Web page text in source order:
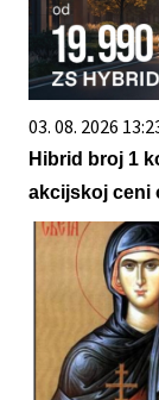
03. 08. 2026
Hibrid broj 1
akcijskoj ceni